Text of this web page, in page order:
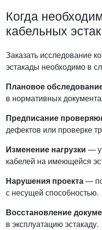
Когда
кабельных
Заказать исследование
эстакады необходимо в
Плановое
в нормативных
Предписание
дефектов или проверке
Изменение нагрузки —
кабелей на имеющейся
Нарушения проекта—
с несущей способностью.
Восстановление
в эксплуатацию эстакаду.